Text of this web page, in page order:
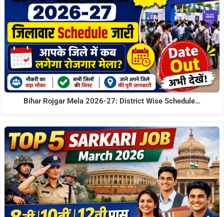
Bihar Rojgar Mela 2026-27: District Wise Schedule…